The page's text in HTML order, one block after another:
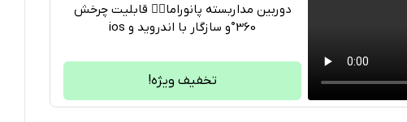
تلگرام
فیسبوک
دوربین مداربسته پانوراما👈🏻 قابلیت چرخش
360°و سازگار با اندروید و ios
تخفیف ویژه!